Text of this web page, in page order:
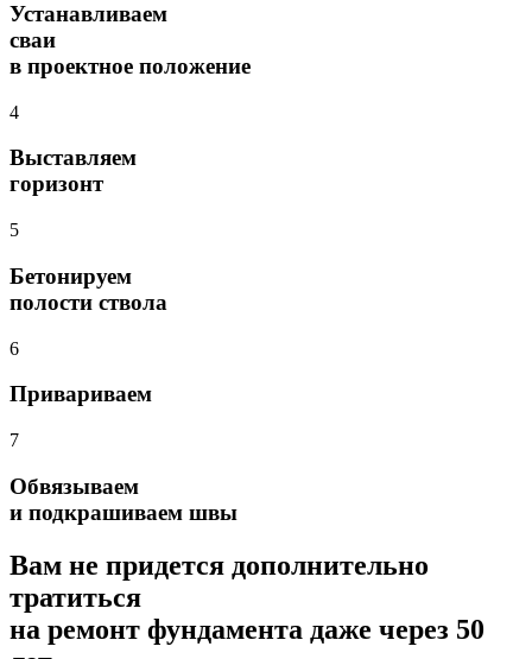
Устанавливаем
сваи
в проектное положение
4
Выставляем
горизонт
5
Бетонируем
полости ствола
6
Привариваем
7
Обвязываем
и подкрашиваем швы
Вам не придется дополнительно
тратиться
на ремонт фундамента даже через 50